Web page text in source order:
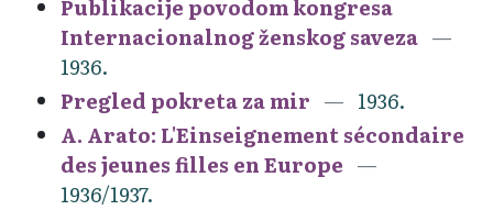
Publikacije povodom kongresa
Internacionalnog ženskog saveza
1936.
Pregled pokreta za mir
1936.
A. Arato: L'Einseignement sécondaire
des jeunes filles en Europe
1936/1937.